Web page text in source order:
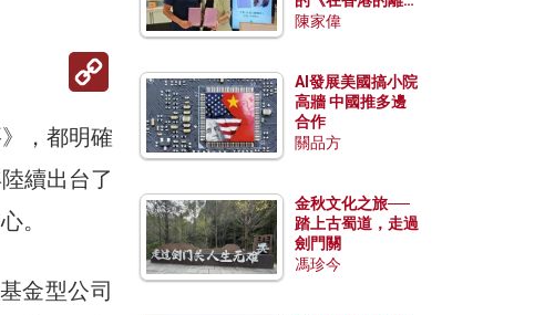
Link
，都明確
續出台了
。
金型公司
種菜》
陳家偉
AI發展美國搞小院
高牆 中國推多邊
合作
關品方
金秋文化之旅──
踏上古蜀道，走過
劍門關
馮珍今